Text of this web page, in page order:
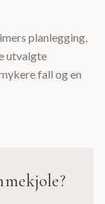
planlegging,
utvalgte
fall og en